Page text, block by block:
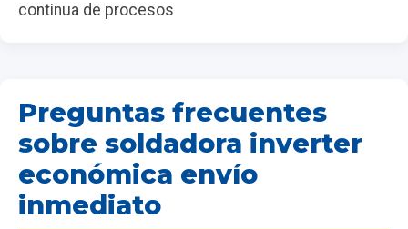
continua de procesos
Preguntas frecuentes
sobre soldadora inverter
económica envío
inmediato